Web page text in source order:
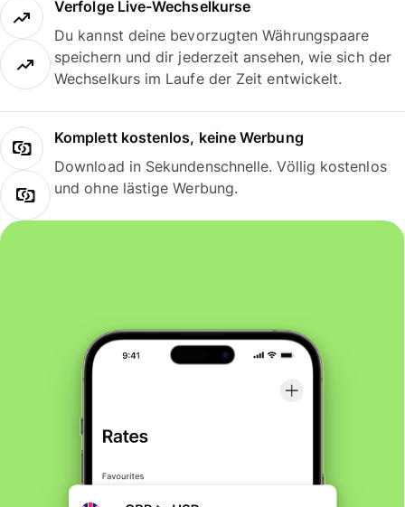
Verfolge Live-Wechselkurse
Du kannst deine bevorzugten Währungspaare
speichern und dir jederzeit ansehen, wie sich der
Wechselkurs im Laufe der Zeit entwickelt.
Komplett kostenlos, keine Werbung
Download in Sekundenschnelle. Völlig kostenlos
und ohne lästige Werbung.